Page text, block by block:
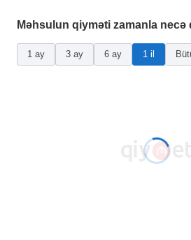
Məhsulun qiyməti zamanla necə
1 ay 3 ay 6 ay 1 il